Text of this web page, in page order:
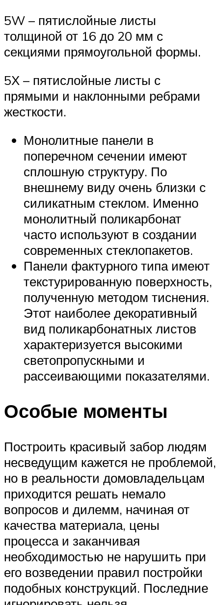
5W – пятислойные листы
толщиной от 16 до 20 мм с
секциями прямоугольной формы.
5Х – пятислойные листы с
прямыми и наклонными ребрами
жесткости.
Монолитные панели в
поперечном сечении имеют
сплошную структуру. По
внешнему виду очень близки с
силикатным стеклом. Именно
монолитный поликарбонат
часто используют в создании
современных стеклопакетов.
Панели фактурного типа имеют
текстурированную поверхность,
полученную методом тиснения.
Этот наиболее декоративный
вид поликарбонатных листов
характеризуется высокими
светопропускными и
рассеивающими показателями.
Особые моменты
Построить красивый забор людям
несведущим кажется не проблемой,
но в реальности домовладельцам
приходится решать немало
вопросов и дилемм, начиная от
качества материала, цены
процесса и заканчивая
необходимостью не нарушить при
его возведении правил постройки
подобных конструкций. Последние